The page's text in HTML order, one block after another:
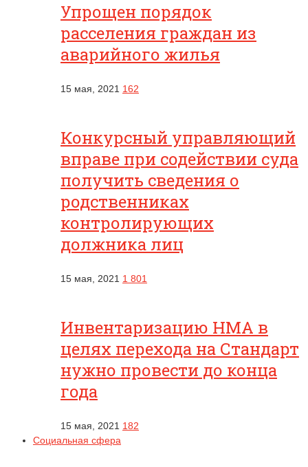
Упрощен порядок
расселения граждан из
аварийного жилья
15 мая, 2021 162
Конкурсный управляющий
вправе при содействии суда
получить сведения о
родственниках
контролирующих
должника лиц
15 мая, 2021 1 801
Инвентаризацию НМА в
целях перехода на Стандарт
нужно провести до конца
года
15 мая, 2021 182
Социальная сфера